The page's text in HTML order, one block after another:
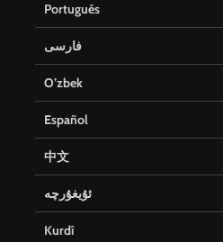
Português
فارسی
O’zbek
Español
中文
ئۇيغۇرچە
Kurdî